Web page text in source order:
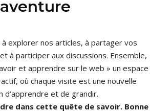
aventure
explorer nos articles, à partager vos
à participer aux discussions. Ensemble,
et apprendre sur le web » un espace
où chaque visite est une nouvelle
d’apprendre et de grandir.
dans cette quête de savoir. Bonne